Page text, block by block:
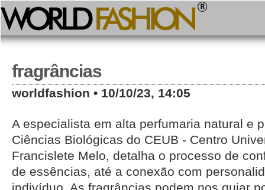
fragrâncias
worldfashion • 10/10/23, 14:05
A especialista em alta perfumaria natural e
Ciências Biológicas do CEUB - Centro
Francislete Melo, detalha o processo de
de essências, até a conexão com